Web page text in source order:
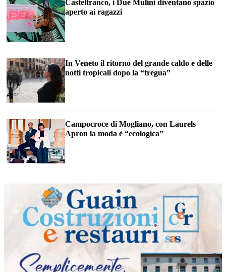
Castelfranco, i Due Mulini diventano spazio
aperto ai ragazzi
In Veneto il ritorno del grande caldo e delle
notti tropicali dopo la “tregua”
Campocroce di Mogliano, con Laurels
Apron la moda è “ecologica”